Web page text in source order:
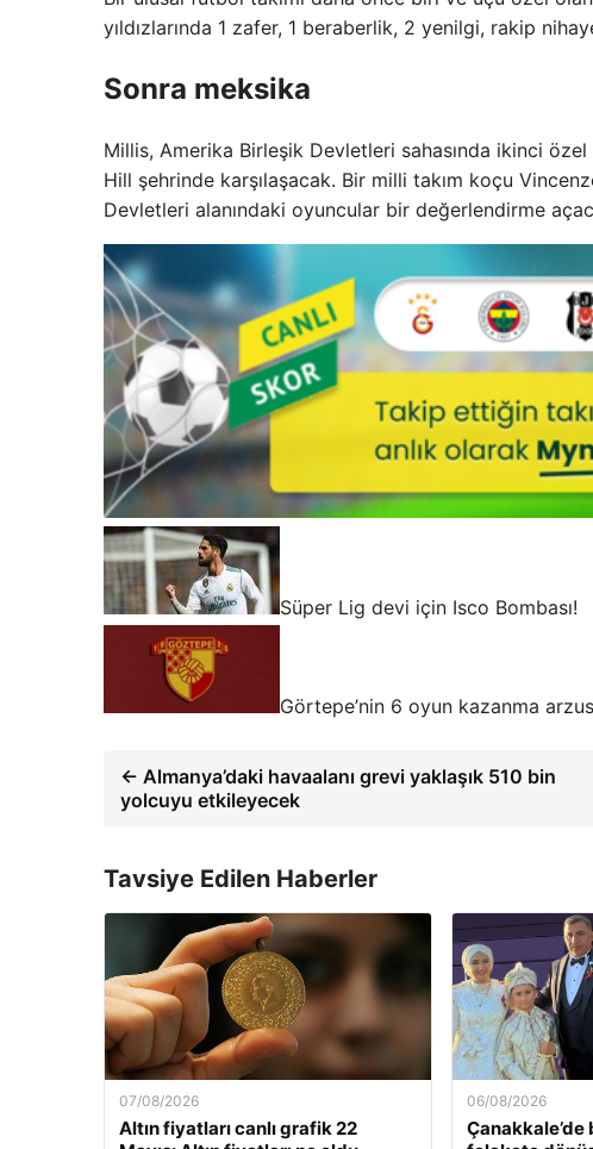
yıldızlarında 1 zafer, 1 beraberlik, 2 yenilgi, rakip
Sonra meksika
Millis, Amerika Birleşik Devletleri sahasında ikinci
Hill şehrinde karşılaşacak. Bir milli takım koçu
Devletleri alanındaki oyuncular bir değerlendirme
Süper Lig devi için Isco Bombası!
Görtepe’nin 6 oyun kazanma
← Almanya’daki havaalanı grevi yaklaşık 510 bin
yolcuyu etkileyecek
Tavsiye Edilen Haberler
07/08/2026
Altın fiyatları canlı grafik 22
06/08/2026
Çanakkale’de